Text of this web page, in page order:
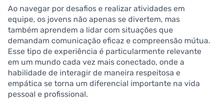
Ao navegar por desafios e realizar atividades em
equipe, os jovens não apenas se divertem, mas
também aprendem a lidar com situações que
demandam comunicação eficaz e compreensão mútua.
Esse tipo de experiência é particularmente relevante
em um mundo cada vez mais conectado, onde a
habilidade de interagir de maneira respeitosa e
empática se torna um diferencial importante na vida
pessoal e profissional.